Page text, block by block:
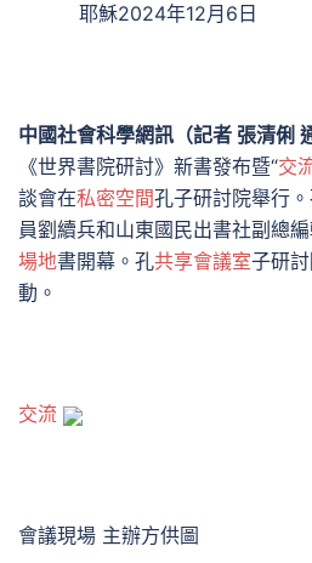
耶穌2024年12月6日
中國社會科學網訊（記者 張清俐
《世界書院研討》新書發布暨“交
談會在私密空間孔子研討院舉行
員劉續兵和山東國民出書社副總
場地書開幕。孔共享會議室子研
動。
交流
會議現場 主辦方供圖